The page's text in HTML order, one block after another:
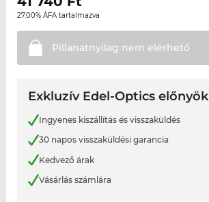
27.00% ÁFA tartalmazva
Pillanatnyilag nem elérhető
Exkluzív Edel-Optics előnyök
Ingyenes kiszállítás és visszaküldés
30 napos visszaküldési garancia
Kedvező árak
Vásárlás számlára